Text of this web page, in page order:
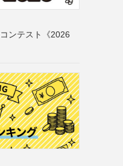
ンテスト《2026